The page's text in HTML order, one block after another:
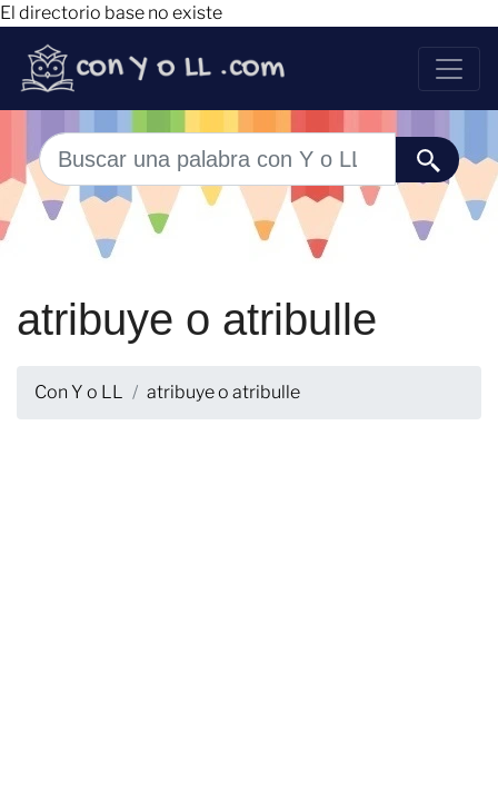
El directorio base no existe
atribuye o atribulle
Con Y o LL atribuye o atribulle